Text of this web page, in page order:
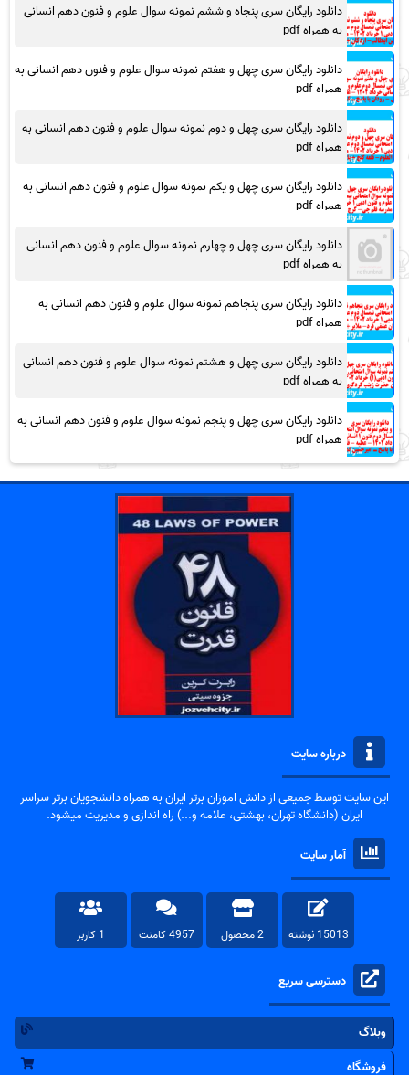
دانلود رایگان سری پنجاه و ششم نمونه سوال علوم و فنون دهم انسانی
به همراه pdf
دانلود رایگان سری چهل و هفتم نمونه سوال علوم و فنون دهم انسانی به
همراه pdf
دانلود رایگان سری چهل و دوم نمونه سوال علوم و فنون دهم انسانی به
همراه pdf
دانلود رایگان سری چهل و یکم نمونه سوال علوم و فنون دهم انسانی به
همراه pdf
دانلود رایگان سری چهل و چهارم نمونه سوال علوم و فنون دهم انسانی
به همراه pdf
دانلود رایگان سری پنجاهم نمونه سوال علوم و فنون دهم انسانی به
همراه pdf
دانلود رایگان سری چهل و هشتم نمونه سوال علوم و فنون دهم انسانی
به همراه pdf
دانلود رایگان سری چهل و پنجم نمونه سوال علوم و فنون دهم انسانی به
همراه pdf
درباره سایت
این سایت توسط جمیعی از دانش اموزان برتر ایران به همراه دانشجویان برتر سراسر
ایران (دانشگاه تهران، بهشتی، علامه و...) راه اندازی و مدیریت میشود.
آمار سایت
15013 نوشته 2 محصول 4957 کامنت 1 کاربر
دسترسی سریع
وبلاگ
فروشگاه